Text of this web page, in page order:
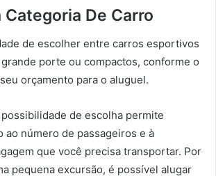
Categoria De Carro
de escolher entre carros esportivos
porte ou compactos, conforme o
orçamento para o aluguel.
de escolha permite
ao número de passageiros e à
que você precisa transportar. Por
pequena excursão, é possível alugar